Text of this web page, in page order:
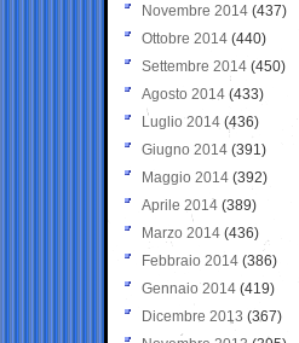
Novembre 2014 (437)
Ottobre 2014 (440)
Settembre 2014 (450)
Agosto 2014 (433)
Luglio 2014 (436)
Giugno 2014 (391)
Maggio 2014 (392)
Aprile 2014 (389)
Marzo 2014 (436)
Febbraio 2014 (386)
Gennaio 2014 (419)
Dicembre 2013 (367)